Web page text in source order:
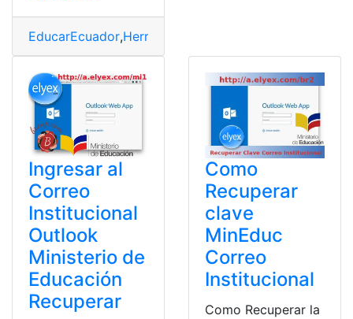
EducarEcuador,Herramientas Ecuador
Ingresar al
Correo
Institucional
Outlook
Ministerio de
Educación
Recuperar
Como
Recuperar
clave
MinEduc
Correo
Institucional
Como Recuperar la